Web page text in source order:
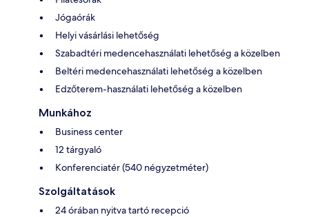
Jógaórák
Helyi vásárlási lehetőség
Szabadtéri medencehasználati lehetőség a közelben
Beltéri medencehasználati lehetőség a közelben
Edzőterem-használati lehetőség a közelben
Munkához
Business center
12 tárgyaló
Konferenciatér (540 négyzetméter)
Szolgáltatások
24 órában nyitva tartó recepció